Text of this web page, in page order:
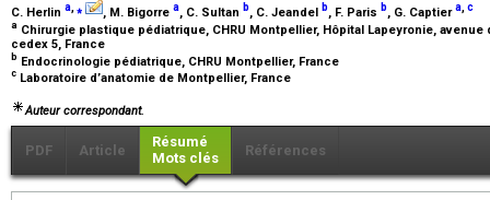
C. Herlin a,⁎ , M. Bigorre a, C. Sultan b, C. Jeandel b, F. Paris b, G. Captiera,c
a Chirurgie plastique pédiatrique, CHRU Montpellier, Hôpital Lapeyronie, avenue
cedex 5, France
b Endocrinologie pédiatrique, CHRU Montpellier, France
c Laboratoire d’anatomie de Montpellier, France
Auteur correspondant.
PDF Article
Résumé
Mots clés
Références